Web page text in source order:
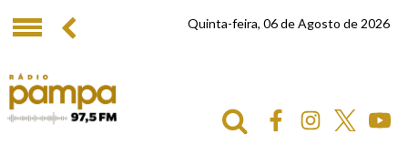
Quinta-feira, 06 de Agosto de 2026